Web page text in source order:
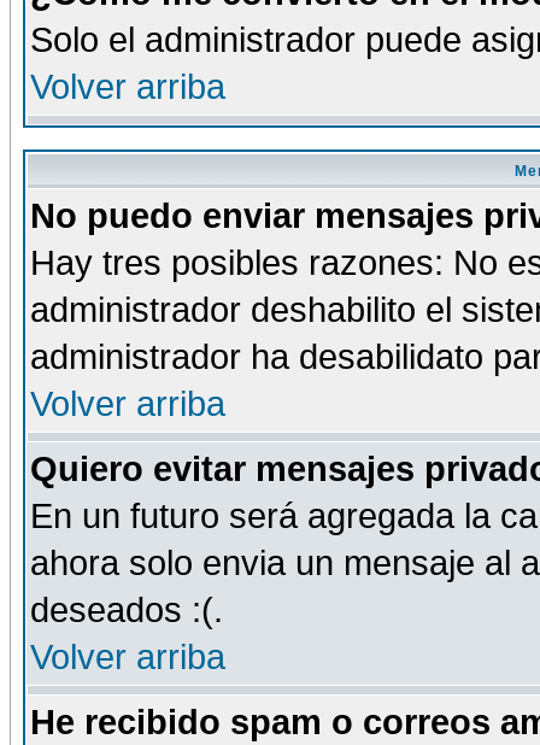
Solo el administrador puede
Volver arriba
No puedo enviar mensajes
Hay tres posibles razones: No
administrador deshabilito el
administrador ha desabilidato
Volver arriba
Quiero evitar mensajes
En un futuro será agregada la
ahora solo envia un mensaje al
deseados :(.
Volver arriba
He recibido spam o correos